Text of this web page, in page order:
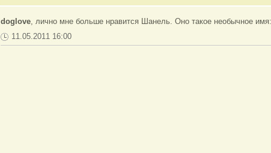
doglove, лично мне больше нравится Шанель. Оно такое необычное
11.05.2011 16:00